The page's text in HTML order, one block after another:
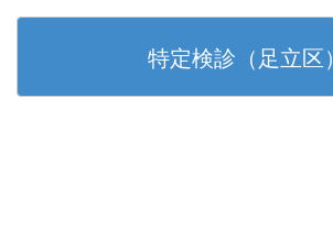
特定検診（足立区）